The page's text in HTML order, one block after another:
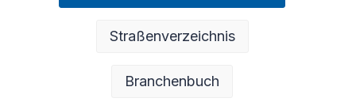
Straßenverzeichnis
Branchenbuch